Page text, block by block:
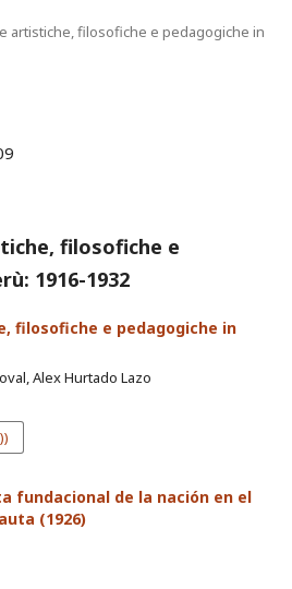
artistiche, filosofiche e pedagogiche in
filosofiche e
1916-1932
filosofiche e pedagogiche in
Alex Hurtado Lazo
fundacional de la nación en el
(1926)